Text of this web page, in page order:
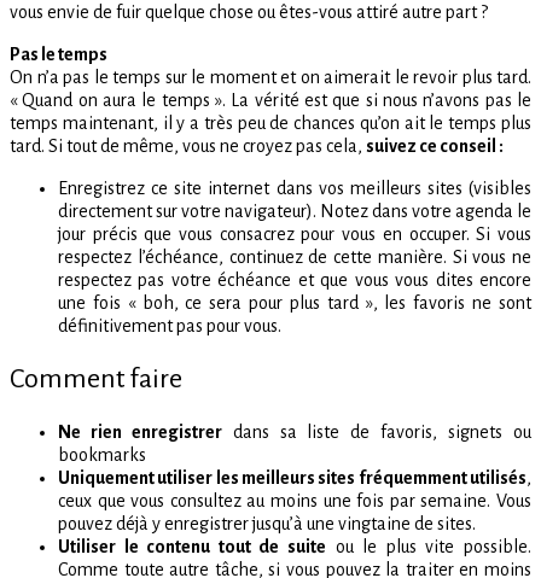
vous envie de fuir quelque chose ou êtes-vous attiré autre part ?
Pas le temps
On n’a pas le temps sur le moment et on aimerait le revoir plus tard.
« Quand on aura le temps ».
La vérité est que si nous n’avons pas le
temps maintenant, il y a très peu de chances qu’on ait le temps plus
tard. Si tout de même, vous ne croyez pas cela, suivez ce conseil :
Enregistrez ce site internet dans vos meilleurs sites (visibles
directement sur votre navigateur). Notez dans votre agenda le
jour précis que vous consacrez pour vous en occuper. Si vous
respectez l’échéance, continuez de cette manière. Si vous ne
respectez pas votre échéance et que vous vous dites encore
une fois « boh, ce sera pour plus tard », les favoris ne sont
définitivement pas pour vous.
Comment faire
Ne rien enregistrerdans sa liste de favoris, signets ou
bookmarks
Uniquement utiliser les meilleurs sites fréquemment utilisés,
ceux que vous consultez au moins une fois par semaine. Vous
pouvez déjà y enregistrer jusqu’à une vingtaine de sites.
Utiliser le contenu tout de suite ou le plus vite possible.
Comme toute autre tâche, si vous pouvez la traiter en moins